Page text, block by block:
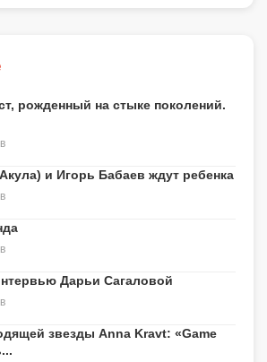
рожденный на стыке поколений.
и Игорь Бабаев ждут ребенка
Дарьи Сагаловой
звезды Anna Kravt: «Game